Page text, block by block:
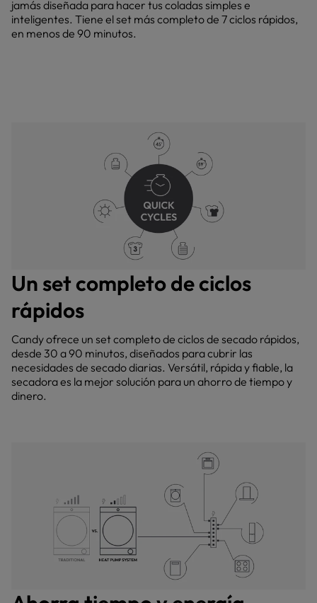
jamás diseñada para hacer tus coladas simples e
inteligentes. Tiene el set más completo de 7 ciclos rápidos,
en menos de 90 minutos.
Un set completo de ciclos
rápidos
Candy ofrece un set completo de ciclos de secado rápidos,
desde 30 a 90 minutos, diseñados para cubrir las
necesidades de secado diarias. Versátil, rápida y fiable, la
secadora es la mejor solución para un ahorro de tiempo y
dinero.